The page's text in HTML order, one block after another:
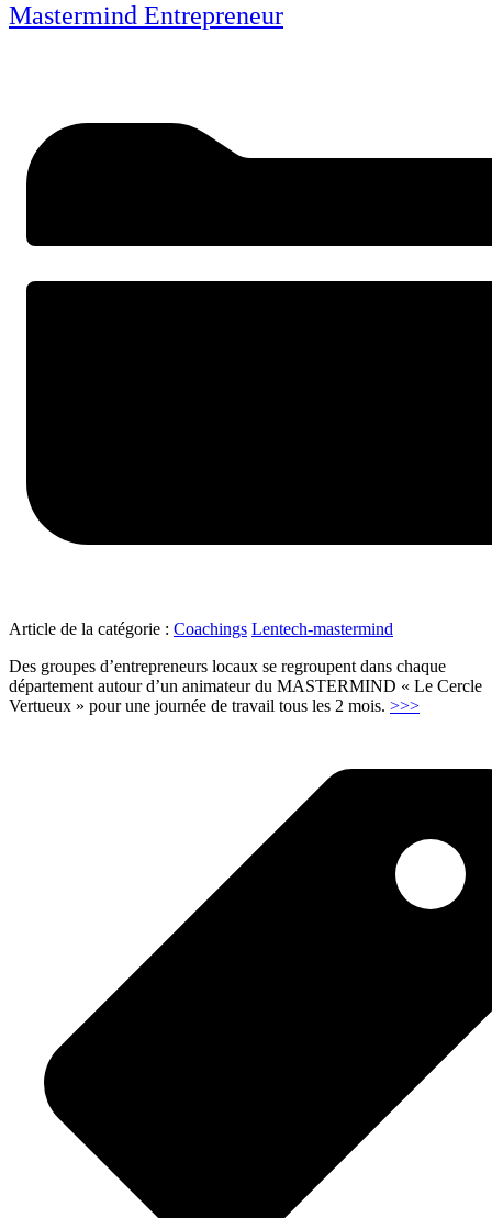
Mastermind Entrepreneur
Article de la catégorie : Coachings Lentech-mastermind
Des groupes d’entrepreneurs locaux se regroupent dans chaque
département autour d’un animateur du MASTERMIND « Le Cercle
Vertueux » pour une journée de travail tous les 2 mois. >>>